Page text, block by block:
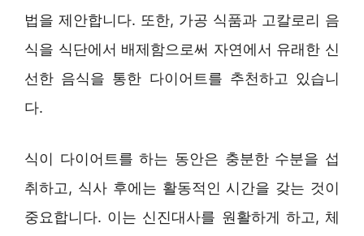
법을 제안합니다. 또한, 가공 식품과 고칼로리 음
식을 식단에서 배제함으로써 자연에서 유래한 신
선한 음식을 통한 다이어트를 추천하고 있습니
다.
식이 다이어트를 하는 동안은 충분한 수분을 섭
취하고, 식사 후에는 활동적인 시간을 갖는 것이
중요합니다. 이는 신진대사를 원활하게 하고, 체